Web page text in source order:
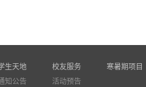
生天地
知公告
校友服务
活动预告
寒暑期项目